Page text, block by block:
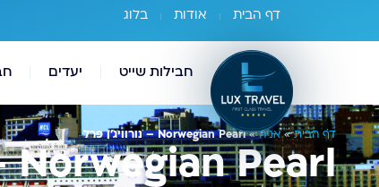
דף הבית אודות בלוג
חבילות שייט יעדים
דף הבית»אניה»Norwegian Pearl – נורוויג’ן פרל
Norwegian Pearl – נורוויג’ן פרל